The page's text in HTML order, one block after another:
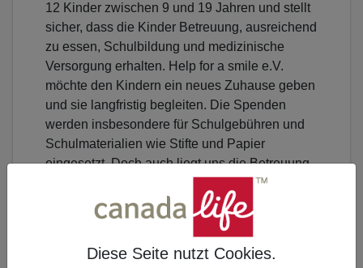
Diese Seite nutzt Cookies.
12 Kinder zwischen 9 und 19 Jahren und stellt
sicher, dass die Kinder Betreuung, ausreichend
zu essen, Schulbildung und medizinische
Versorgung erhalten. Help for a smile e.V.
möchte den Kindern ein neues Zuhause geben
und sie langfristig begleiten. Die Spenden
werden insbesondere für Schulgebühren und
Schulmaterialien wie Stifte und Papier
eingesetzt. Doch auch liegt uns die Betreuung
vor Ort sehr am Herzen. Irene aus Uganda
kümmert sich liebevoll um die Kinder. Auch
können wir durch den persönlichen Kontakt mit
Irene gewährleisten, dass die Spenden direkt
bei den Kindern eingesetzt werden.